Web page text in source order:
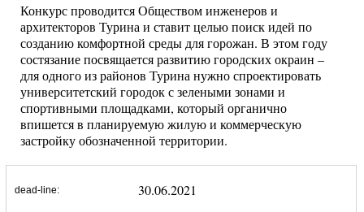
Конкурс проводится Обществом инженеров и
архитекторов Турина и ставит целью поиск идей по
созданию комфортной среды для горожан. В этом году
состязание посвящается развитию городских окраин –
для одного из районов Турина нужно спроектировать
университетский городок с зелеными зонами и
спортивными площадками, который органично
впишется в планируемую жилую и коммерческую
застройку обозначенной территории.
dead-line: 30.06.2021